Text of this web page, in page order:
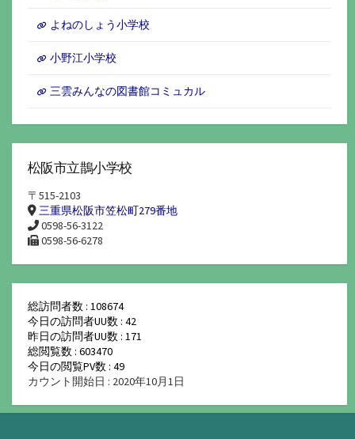
よねのしょう小学校
小野江小学校
三雲みんなの図書館コミュカル
松阪市立鵲小学校
〒515-2103
三重県松阪市笠松町279番地
0598-56-3122
0598-56-6278
総訪問者数 : 108674
今日の訪問者UU数 : 42
昨日の訪問者UU数 : 171
総閲覧数 : 603470
今日の閲覧PV数 : 49
カウント開始日 : 2020年10月1日